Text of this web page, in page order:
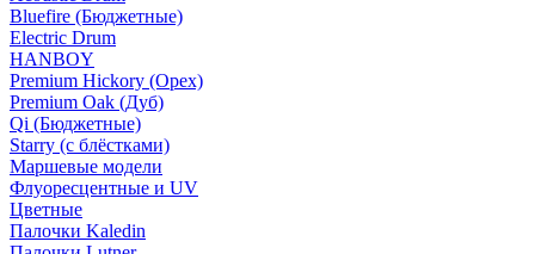
Bluefire (Бюджетные)
Electric Drum
HANBOY
Premium Hickory (Орех)
Premium Oak (Дуб)
Qi (Бюджетные)
Starry (с блёстками)
Маршевые модели
Флуоресцентные и UV
Цветные
Палочки Kaledin